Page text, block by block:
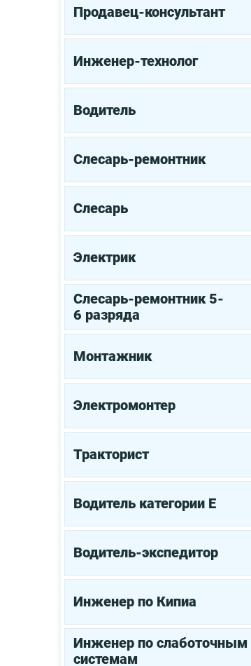
Продавец-консультант
Инженер-технолог
Водитель
Слесарь-ремонтник
Слесарь
Электрик
Слесарь-ремонтник 5-
6 разряда
Монтажник
Электромонтер
Тракторист
Водитель категории Е
Водитель-экспедитор
Инженер по Кипиа
Инженер по слаботочным
системам